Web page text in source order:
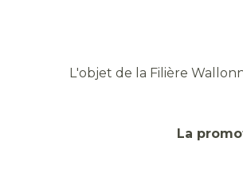
L'objet de la Filière
La